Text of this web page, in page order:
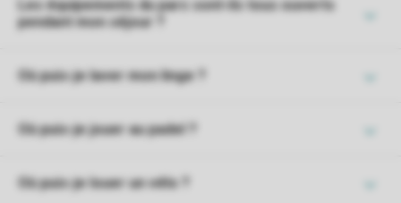
Les équipements du parc sont-ils tous ouverts
pendant mon séjour ?
Où puis-je laver mon linge ?
Où puis-je jouer au padel ?
Où puis-je louer un vélo ?